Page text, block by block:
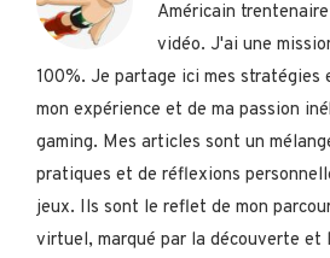
Américain
vidéo. J'ai une
100%. Je partage ici mes stratégies
mon expérience et de ma passion
gaming. Mes articles sont un
pratiques et de réflexions
jeux. Ils sont le reflet de mon
virtuel, marqué par la découverte et